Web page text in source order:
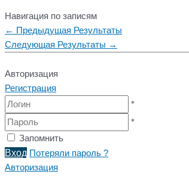
Навигация по записям
← Предыдущая Результаты
Следующая Результаты →
Авторизация
Регистрация
*
*
Запомнить
Вход Потеряли пароль ?
Авторизация